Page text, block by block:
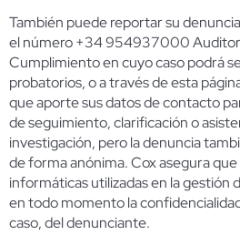
También puede reportar su
el número +34 954937000
Cumplimiento en cuyo caso podrá
probatorios, o a través de esta
que aporte sus datos de contacto
de seguimiento, clarificación o
investigación, pero la denuncia
de forma anónima. Cox asegura
informáticas utilizadas en la gestión
en todo momento la
caso, del denunciante.